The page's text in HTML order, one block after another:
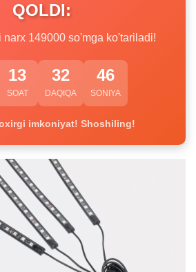
QOLDI:
narx 149000 so'mga ko'tariladi!
13
SOAT
32
DAQIQA
46
SONIYA
imkoniyat! Shoshiling!